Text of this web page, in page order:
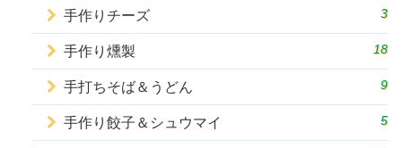
手作りチーズ 3
手作り燻製 18
手打ちそば＆うどん 9
手作り餃子＆シュウマイ 5